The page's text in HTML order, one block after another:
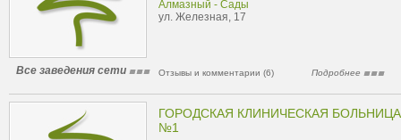
Алмазный - Сады
ул. Железная, 17
Все заведения сети Отзывы и комментарии (6) Подробнее
ГОРОДСКАЯ КЛИНИЧЕСКАЯ БОЛЬНИЦА
№1